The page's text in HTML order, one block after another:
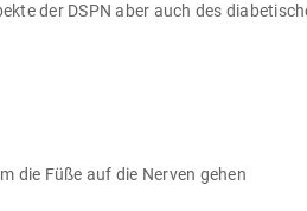
der DSPN aber auch des
die Füße auf die Nerven gehen